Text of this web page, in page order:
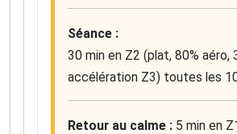
Séance :
30 min en Z2 (plat, 80% aéro,
accélération Z3) toutes les
Retour au calme : 5 min en